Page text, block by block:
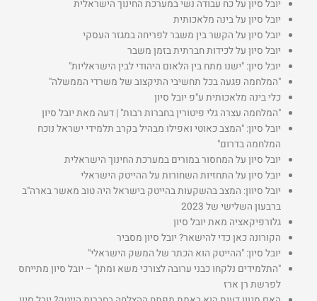
יובל סיון על כח עבודה נשי במערכת החינוך הישראלית
יובל סיון על בינה מלאכותית
יובל סיון על הקשר בין משבר לפריחה במגזר העסקי
יובל סיון על לכידות חברתית בזמן משבר
יובל סיון: "ישנו מתח בין הלאום היהודי לבין הישראליות"
"המלחמה פגעה בכל תחשיבי התיקצוב של משרדי הממשלה"
כלי בינה מלאכותית ע"פ יובל סיון
"המלחמה עצרה גלי פיטורין בחברות רבות" | דעה מאת יובל סיון
יובל סיון: "המצב כאוטי ואפילו מבהיל בקרב תלמידי ישראל נוכח
המלחמה בדרום"
יובל סיון על המחסור במורים במערכת החינוך הישראלית
יובל סיון על התחזיות השחורות על ההייטק הישראלי
יובל סיוון: המצב בהשקעות בהייטק בישראל היה טוב מאשר בארה"ב
ברבעון השלישי של 2023
גלורפיקאציה מאת יובל סיון
הקורונה כאן כדי להישאר? יובל סיון מסביר
יובל סיון: "ההייטק הוא הכתר של המשק הישראלי"
"התלמידים נלקחו כבני ערובה לצורכי משא ומתן" – יובל סיון מתייחס
לפרשת רן ארז